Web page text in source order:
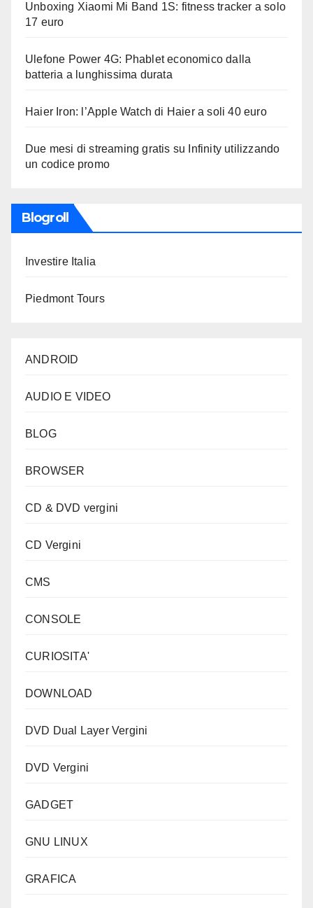
Unboxing Xiaomi Mi Band 1S: fitness tracker a solo
17 euro
Ulefone Power 4G: Phablet economico dalla
batteria a lunghissima durata
Haier Iron: l’Apple Watch di Haier a soli 40 euro
Due mesi di streaming gratis su Infinity utilizzando
un codice promo
Blogroll
Investire Italia
Piedmont Tours
ANDROID
AUDIO E VIDEO
BLOG
BROWSER
CD & DVD vergini
CD Vergini
CMS
CONSOLE
CURIOSITA'
DOWNLOAD
DVD Dual Layer Vergini
DVD Vergini
GADGET
GNU LINUX
GRAFICA